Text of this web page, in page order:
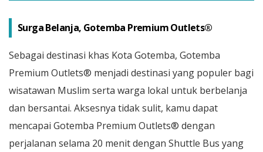
Surga Belanja, Gotemba Premium Outlets®
Sebagai destinasi khas Kota Gotemba, Gotemba
Premium Outlets® menjadi destinasi yang populer bagi
wisatawan Muslim serta warga lokal untuk berbelanja
dan bersantai. Aksesnya tidak sulit, kamu dapat
mencapai Gotemba Premium Outlets® dengan
perjalanan selama 20 menit dengan Shuttle Bus yang